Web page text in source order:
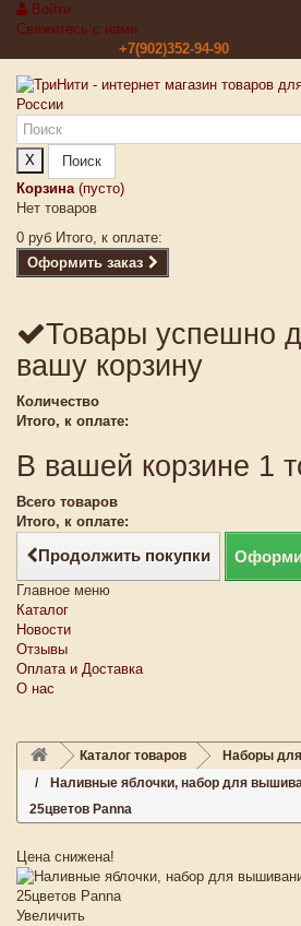
Войти
Свяжитесь с нами
+7(902)352-94-90
X
Поиск
Корзина (пусто)
Нет товаров
0 руб Итого, к оплате:
Оформить заказ
Товары успешно
вашу корзину
Количество
Итого, к оплате:
В вашей корзине 1
Всего товаров
Итого, к оплате:
Продолжить покупки
Главное меню
Каталог
Новости
Отзывы
Оплата и Доставка
О нас
Каталог товаров
Наборы
Наливные яблочки, набор для
25цветов Panna
Цена снижена!
Увеличить